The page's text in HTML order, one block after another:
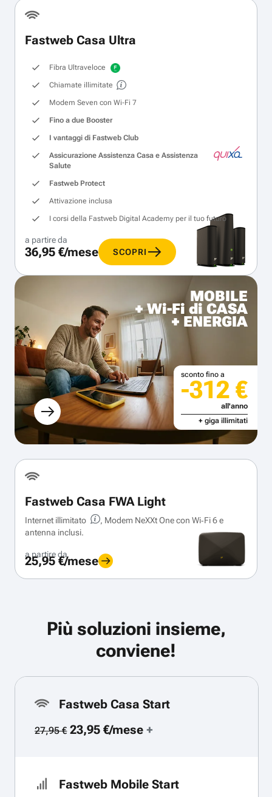
Fastweb Casa Ultra
Fibra Ultraveloce
Chiamate illimitate
Modem Seven con Wi‑Fi 7
Fino a due Booster
I vantaggi di Fastweb Club
Assicurazione Assistenza Casa e Assistenza
Salute
Fastweb Protect
Attivazione inclusa
I corsi della Fastweb Digital Academy per il tuo futuro
a partire da
36,95 €/mese SCOPRI
MOBILE
+ Wi-Fi di CASA
+ ENERGIA
sconto fino a
-312 €
all'anno
+ giga illimitati
Fastweb Casa FWA Light
Internet illimitato
, Modem NeXXt One con Wi‑Fi 6 e
antenna inclusi.
a partire da
25,95 €/mese
Più soluzioni insieme,
conviene!
Fastweb Casa Start
27,95 €23,95 €/mese+
Fastweb Mobile Start